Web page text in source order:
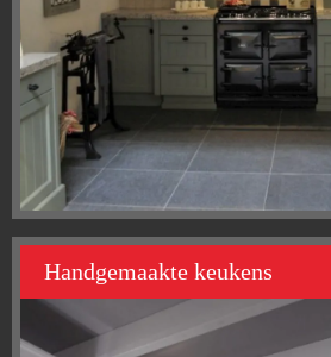
Handgemaakte keukens